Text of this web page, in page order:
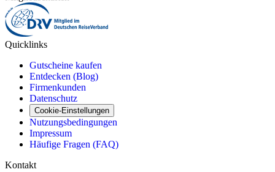
Quicklinks
Gutscheine kaufen
Entdecken (Blog)
Firmenkunden
Datenschutz
Cookie-Einstellungen
Nutzungsbedingungen
Impressum
Häufige Fragen (FAQ)
Kontakt